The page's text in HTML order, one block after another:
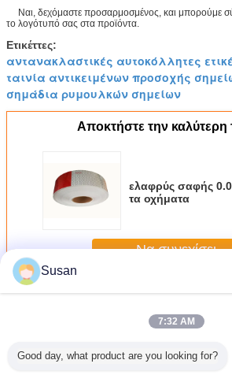
Ναι, δεχόμαστε προσαρμοσμένος, και μπορούμε
το λογότυπό σας στα προϊόντα.
Ετικέττες:
αντανακλαστικές αυτοκόλλητες
ταινία αντικειμένων προσοχής
σημάδια ρυμουλκών σημείων
Αποκτήστε την καλύτερη
ελαφρύς σαφής
τα οχήματα
Να συνεχίσει
ΠερισσότεροιΑντανακλαστική
Susan
7:32 AM
Good day, what product are you looking for?